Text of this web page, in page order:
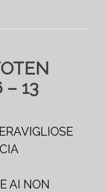
– 13
AI NON